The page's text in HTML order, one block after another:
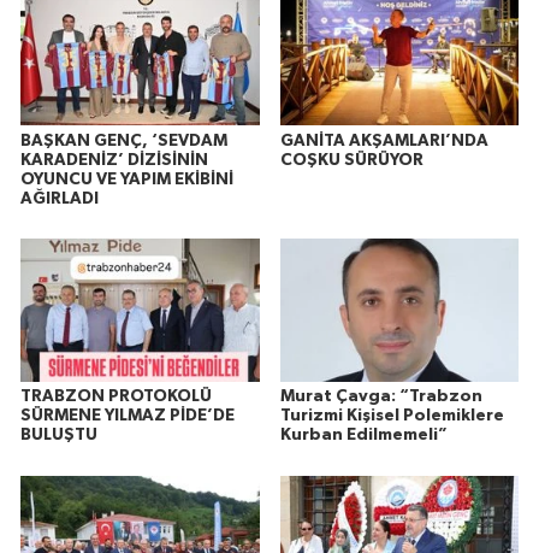
BAŞKAN GENÇ, ‘SEVDAM
KARADENİZ’ DİZİSİNİN
OYUNCU VE YAPIM EKİBİNİ
AĞIRLADI
GANİTA AKŞAMLARI’NDA
COŞKU SÜRÜYOR
TRABZON PROTOKOLÜ
SÜRMENE YILMAZ PİDE’DE
BULUŞTU
Murat Çavga: “Trabzon
Turizmi Kişisel Polemiklere
Kurban Edilmemeli”